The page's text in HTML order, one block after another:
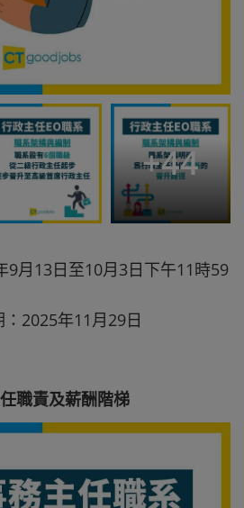
+44
9月13日至10月3日下午11時59
2025年11月29日
職責及薪酬階梯